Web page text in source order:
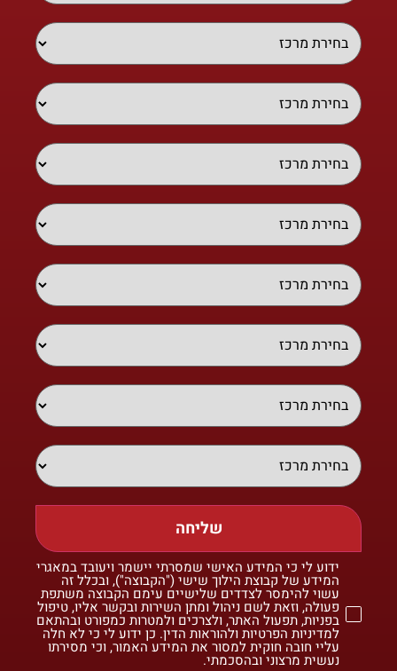
שליחה
ידוע לי כי המידע האישי שמסרתי יישמר ויעובד במאגרי
המידע של קבוצת הילוך שישי ("הקבוצה"), ובכלל זה
עשוי להימסר לצדדים שלישיים עימם הקבוצה משתפת
פעולה, וזאת לשם ניהול ומתן השירות ובקשר אליו, טיפול
בפניות, תפעול האתר, ולצרכים ולמטרות כמפורט ובהתאם
למדיניות הפרטיות ולהוראות הדין. כן ידוע לי כי לא חלה
עליי חובה חוקית למסור את המידע האמור, וכי מסירתו
נעשית מרצוני ובהסכמתי.